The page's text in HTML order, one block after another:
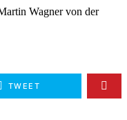
Wagner von der
TWEET